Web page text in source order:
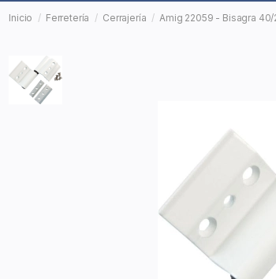
Inicio Ferretería Cerrajería Amig 22059 - Bisagra